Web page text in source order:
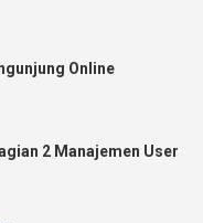
Online
2 Manajemen User